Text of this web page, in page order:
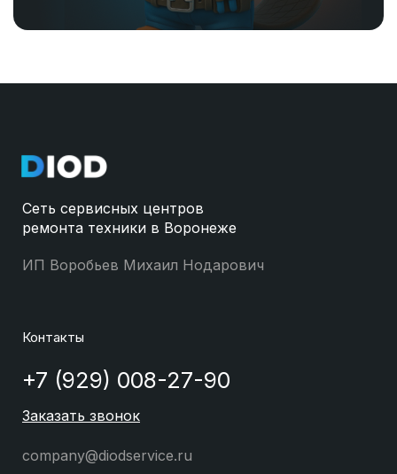
Сеть сервисных центров
ремонта техники в Воронеже
ИП Воробьев Михаил Нодарович
Контакты
+7 (929) 008-27-90
Заказать звонок
company@diodservice.ru